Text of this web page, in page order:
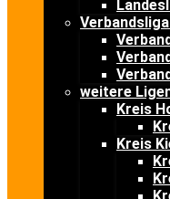
weitere
Kreis
Kreis